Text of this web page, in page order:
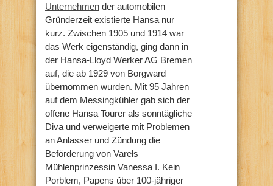
Unternehmen der automobilen
Gründerzeit existierte Hansa nur
kurz. Zwischen 1905 und 1914 war
das Werk eigenständig, ging dann in
der Hansa-Lloyd Werker AG Bremen
auf, die ab 1929 von Borgward
übernommen wurden. Mit 95 Jahren
auf dem Messingkühler gab sich der
offene Hansa Tourer als sonntägliche
Diva und verweigerte mit Problemen
an Anlasser und Zündung die
Beförderung von Varels
Mühlenprinzessin Vanessa I. Kein
Porblem, Papens über 100-jähriger